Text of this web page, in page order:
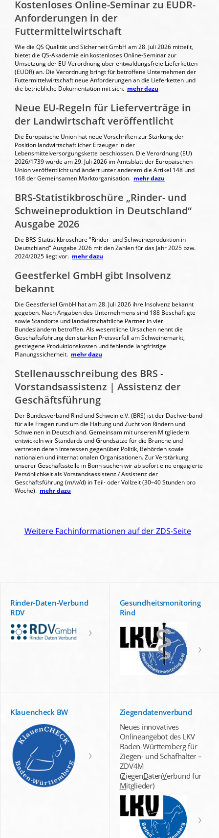
Kostenloses Online-Seminar zu EUDR-
Anforderungen in der
Futtermittelwirtschaft
Wie die QS Qualität und Sicherheit GmbH am 28. Juli 2026 mitteilt,
bietet die QS-Akademie ein kostenloses Online-Seminar zur
Umsetzung der EU-Verordnung über entwaldungsfreie Lieferketten
(EUDR) an. Die Verordnung bringt für betroffene Unternehmen der
Futtermittelwirtschaft neue Anforderungen an die Lieferketten und
die betriebliche Dokumentation mit sich. mehr dazu
Neue EU-Regeln für Lieferverträge in
der Landwirtschaft veröffentlicht
Die Europäische Union hat neue Vorschriften zur Stärkung der
Position landwirtschaftlicher Erzeuger in der
Lebensmittelversorgungskette beschlossen. Die Verordnung (EU)
2026/1739 wurde am 29. Juli 2026 im Amtsblatt der Europäischen
Union veröffentlicht und ändert unter anderem die Artikel 148 und
168 der Gemeinsamen Marktorganisation. mehr dazu
BRS-Statistikbroschüre „Rinder- und
Schweineproduktion in Deutschland“
Ausgabe 2026
Die BRS-Statistikbroschüre "Rinder- und Schweineproduktion in
Deutschland" Ausgabe 2026 mit den Zahlen für das Jahr 2025 bzw.
2024/2025 liegt vor. mehr dazu
Geestferkel GmbH gibt Insolvenz
bekannt
Die Geestferkel GmbH hat am 28. Juli 2026 ihre Insolvenz bekannt
gegeben. Nach Angaben des Unternehmens sind 188 Beschäftigte
sowie Standorte und landwirtschaftliche Partner in vier
Bundesländern betroffen. Als wesentliche Ursachen nennt die
Geschäftsführung den starken Preisverfall am Schweinemarkt,
gestiegene Produktionskosten und fehlende langfristige
Planungssicherheit. mehr dazu
Stellenausschreibung des BRS -
Vorstandsassistenz | Assistenz der
Geschäftsführung
Der Bundesverband Rind und Schwein e.V. (BRS) ist der Dachverband
für alle Fragen rund um die Haltung und Zucht von Rindern und
Schweinen in Deutschland. Gemeinsam mit unseren Mitgliedern
entwickeln wir Standards und Grundsätze für die Branche und
vertreten deren Interessen gegenüber Politik, Behörden sowie
nationalen und internationalen Organisationen. Zur Verstärkung
unserer Geschäftsstelle in Bonn suchen wir ab sofort eine engagierte
Persönlichkeit als Vorstandsassistenz / Assistenz der
Geschäftsführung (m/w/d) in Teil- oder Vollzeit (30–40 Stunden pro
Woche). mehr dazu
Weitere Fachinformationen auf der ZDS-Seite
Rinder-Daten-Verbund
RDV
Gesundheitsmonitoring
Rind
Klauencheck BW
Ziegendatenverbund
Neues innovatives
Onlineangebot des LKV
Baden-Württemberg für
Ziegen- und Schafhalter –
ZDV4M
(ZiegenDatenVerbund für
Mitglieder)